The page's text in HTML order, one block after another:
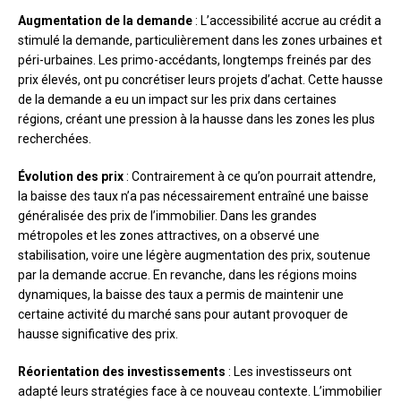
Augmentation de la demande: L’accessibilité accrue au crédit a
stimulé la demande, particulièrement dans les zones urbaines et
péri-urbaines. Les primo-accédants, longtemps freinés par des
prix élevés, ont pu concrétiser leurs projets d’achat. Cette hausse
de la demande a eu un impact sur les prix dans certaines
régions, créant une pression à la hausse dans les zones les plus
recherchées.
Évolution des prix: Contrairement à ce qu’on pourrait attendre,
la baisse des taux n’a pas nécessairement entraîné une baisse
généralisée des prix de l’immobilier. Dans les grandes
métropoles et les zones attractives, on a observé une
stabilisation, voire une légère augmentation des prix, soutenue
par la demande accrue. En revanche, dans les régions moins
dynamiques, la baisse des taux a permis de maintenir une
certaine activité du marché sans pour autant provoquer de
hausse significative des prix.
Réorientation des investissements : Les investisseurs ont
adapté leurs stratégies face à ce nouveau contexte. L’immobilier